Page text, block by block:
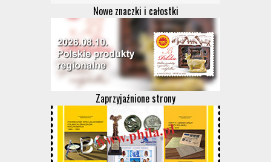
Nowe znaczki i całostki
Zaprzyjaźnione strony